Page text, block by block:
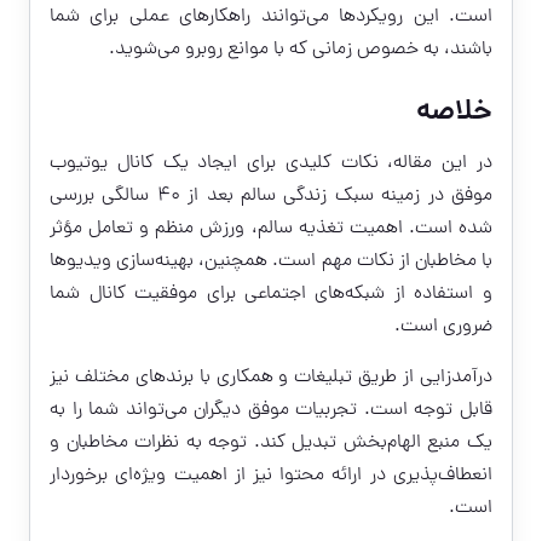
است. این رویکردها می‌توانند راهکارهای عملی برای شما
باشند، به خصوص زمانی که با موانع روبرو می‌شوید.
خلاصه
در این مقاله، نکات کلیدی برای ایجاد یک کانال یوتیوب
موفق در زمینه سبک زندگی سالم بعد از ۴۰ سالگی بررسی
شده است. اهمیت تغذیه سالم، ورزش منظم و تعامل مؤثر
با مخاطبان از نکات مهم است. همچنین، بهینه‌سازی ویدیوها
و استفاده از شبکه‌های اجتماعی برای موفقیت کانال شما
ضروری است.
درآمدزایی از طریق تبلیغات و همکاری با برندهای مختلف نیز
قابل توجه است. تجربیات موفق دیگران می‌تواند شما را به
یک منبع الهام‌بخش تبدیل کند. توجه به نظرات مخاطبان و
انعطاف‌پذیری در ارائه محتوا نیز از اهمیت ویژه‌ای برخوردار
است.